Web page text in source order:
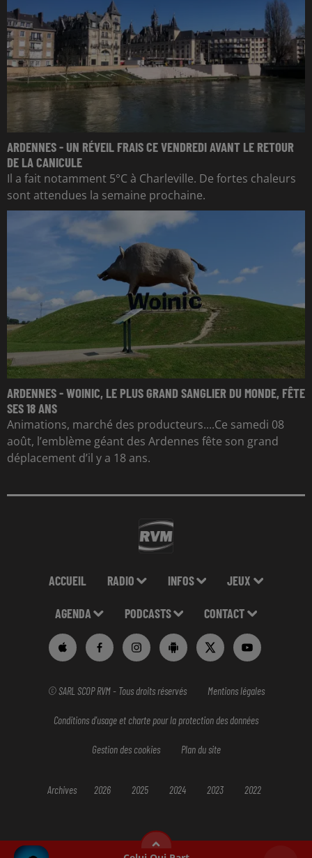
ARDENNES - UN RÉVEIL FRAIS CE VENDREDI AVANT LE RETOUR
DE LA CANICULE
Il a fait notamment 5°C à Charleville. De fortes chaleurs
sont attendues la semaine prochaine.
ARDENNES - WOINIC, LE PLUS GRAND SANGLIER DU MONDE, FÊTE
SES 18 ANS
Animations, marché des producteurs....Ce samedi 08
août, l’emblème géant des Ardennes fête son grand
déplacement d’il y a 18 ans.
ACCUEIL RADIO INFOS JEUX
AGENDA PODCASTS CONTACT
© SARL SCOP RVM - Tous droits réservés Mentions légales
Conditions d'usage et charte pour la protection des données
Gestion des cookies Plan du site
Archives 2026 2025 2024 2023 2022